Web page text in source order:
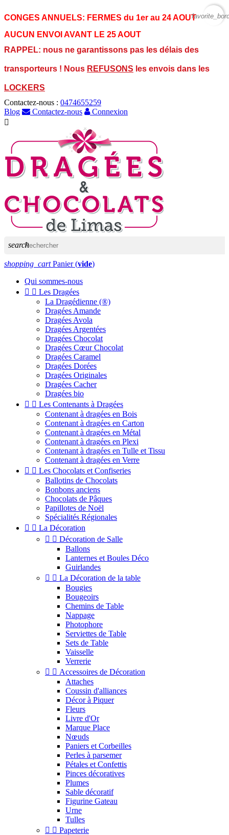
CONGES ANNUELS: FERMES du 1er au 24 AOUT
AUCUN ENVOI AVANT LE 25 AOUT
RAPPEL: nous ne garantissons pas les délais des
transporteurs ! Nous REFUSONS les envois dans les
LOCKERS
Contactez-nous : 0474655259
Blog
Contactez-nous
Connexion

search
shopping_cart Panier (vide)
Qui sommes-nous
  Les Dragées
La Dragédienne (®)
Dragées Amande
Dragées Avola
Dragées Argentées
Dragées Chocolat
Dragées Cœur Chocolat
Dragées Caramel
Dragées Dorées
Dragées Originales
Dragées Cacher
Dragées bio
  Les Contenants à Dragées
Contenant à dragées en Bois
Contenant à dragées en Carton
Contenant à dragées en Métal
Contenant à dragées en Plexi
Contenant à dragées en Tulle et Tissu
Contenant à dragées en Verre
  Les Chocolats et Confiseries
Ballotins de Chocolats
Bonbons anciens
Chocolats de Pâques
Papillotes de Noël
Spécialités Régionales
  La Décoration
  Décoration de Salle
Ballons
Lanternes et Boules Déco
Guirlandes
  La Décoration de la table
Bougies
Bougeoirs
Chemins de Table
Nappage
Photophore
Serviettes de Table
Sets de Table
Vaisselle
Verrerie
  Accessoires de Décoration
Attaches
Coussin d'alliances
Décor à Piquer
Fleurs
Livre d'Or
Marque Place
Nœuds
Paniers et Corbeilles
Perles à parsemer
Pétales et Confettis
Pinces décoratives
Plumes
Sable décoratif
Figurine Gateau
Urne
Tulles
  Papeterie